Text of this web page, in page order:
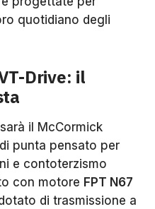
quotidiano degli
Drive: il
il McCormick
punta pensato per
e contoterzismo
con motore FPT N67
di trasmissione a